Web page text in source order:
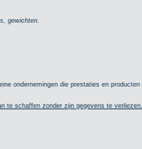
gewichten.
ondernemingen die prestaties en producten
te schaffen zonder zijn gegevens te verliezen.